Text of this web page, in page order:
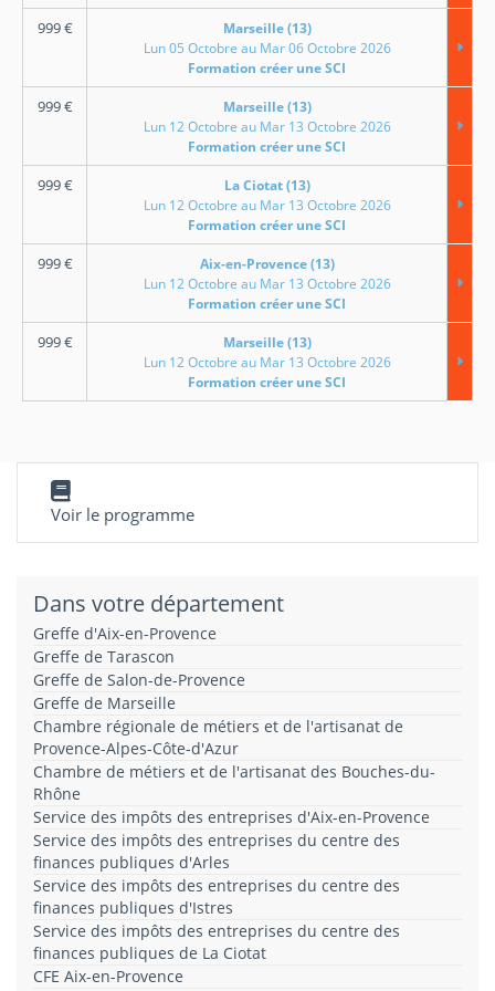
999€
Marseille (13)
Lun 05 Octobre au Mar 06 Octobre 2026
Formation créer une SCI
999€
Marseille (13)
Lun 12 Octobre au Mar 13 Octobre 2026
Formation créer une SCI
999€
La Ciotat (13)
Lun 12 Octobre au Mar 13 Octobre 2026
Formation créer une SCI
999€
Aix-en-Provence (13)
Lun 12 Octobre au Mar 13 Octobre 2026
Formation créer une SCI
999€
Marseille (13)
Lun 12 Octobre au Mar 13 Octobre 2026
Formation créer une SCI
Voir le programme
Dans votre département
Greffe d'Aix-en-Provence
Greffe de Tarascon
Greffe de Salon-de-Provence
Greffe de Marseille
Chambre régionale de métiers et de l'artisanat de
Provence-Alpes-Côte-d'Azur
Chambre de métiers et de l'artisanat des Bouches-du-
Rhône
Service des impôts des entreprises d'Aix-en-Provence
Service des impôts des entreprises du centre des
finances publiques d'Arles
Service des impôts des entreprises du centre des
finances publiques d'Istres
Service des impôts des entreprises du centre des
finances publiques de La Ciotat
CFE Aix-en-Provence